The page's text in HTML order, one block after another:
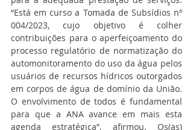
“Está em curso a Tomada de Subsídios nº
004/2023, cujo objetivo é colher
contribuições para o aperfeiçoamento do
processo regulatório de normatização do
automonitoramento do uso da água pelos
usuários de recursos hídricos outorgados
em corpos de água de domínio da União.
O envolvimento de todos é fundamental
para que a ANA avance em mais esta
agenda estratégica”, afirmou. Os(as)